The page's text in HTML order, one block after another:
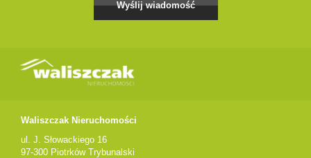
Waliszczak Nieruchomości
ul. J. Słowackiego 16
97-300 Piotrków Trybunalski